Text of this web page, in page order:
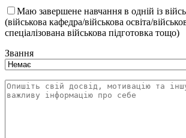
Маю завершене навчання в одній із
(військова кафедра/військова освіта/
спеціалізована військова підготовка тощо)
Звання